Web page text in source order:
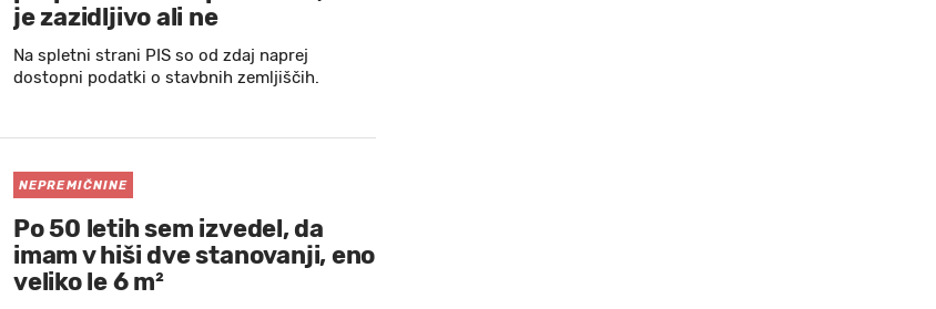
je zazidljivo ali ne
Na spletni strani PIS so od zdaj naprej
dostopni podatki o stavbnih zemljiščih.
NEPREMIČNINE
Po 50 letih sem izvedel, da
imam v hiši dve stanovanji, eno
veliko le 6 m²